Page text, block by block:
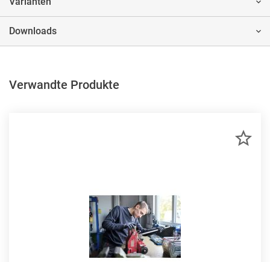
Downloads
Verwandte Produkte